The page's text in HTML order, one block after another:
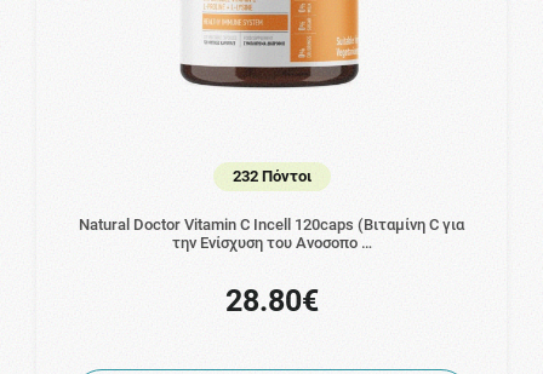
232 Πόντοι
Natural Doctor Vitamin C Incell 120caps (Βιταμίνη C για
την Ενίσχυση του Ανοσοπο …
28.80€